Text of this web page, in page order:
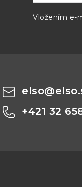
Vložením e-
elso@
+421 32